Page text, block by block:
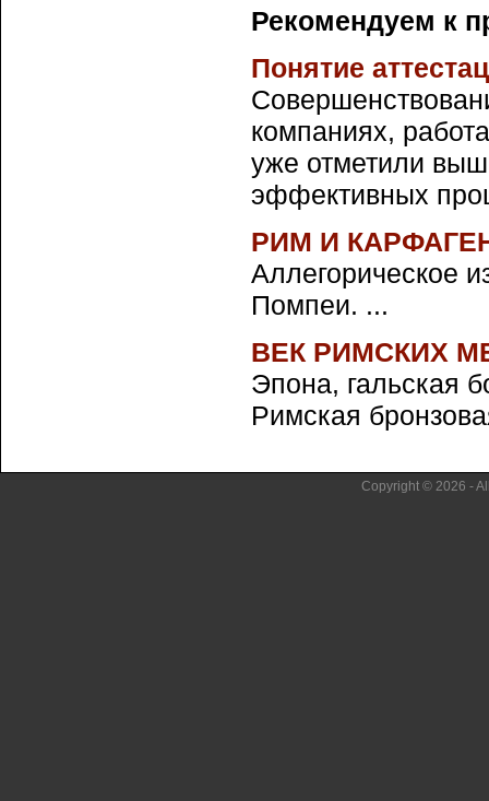
Рекомендуем к
Понятие
компаниях,
уже отметили
эффективных
РИМ И
Аллегорическое
Помпеи. ...
ВЕК РИМСКИХ
Эпона, гальская
Римская
Copyright © 2026 -